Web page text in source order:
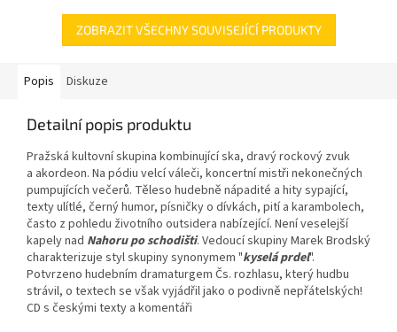
ZOBRAZIT VŠECHNY SOUVISEJÍCÍ PRODUKTY
Popis Diskuze
Detailní popis produktu
Pražská kultovní skupina kombinující ska, dravý rockový zvuk
a akordeon. Na pódiu velcí váleči, koncertní mistři nekonečných
pumpujících večerů. Těleso hudebně nápadité a hity sypající,
texty ulítlé, černý humor, písničky o dívkách, pití a karambolech,
často z pohledu životního outsidera nabízející. Není veselejší
kapely nad Nahoru po schodišti. Vedoucí skupiny Marek Brodský
charakterizuje styl skupiny synonymem "kyselá prdel".
Potvrzeno hudebním dramaturgem Čs. rozhlasu, který hudbu
strávil, o textech se však vyjádřil jako o podivně nepřátelských!
CD s českými texty a komentáři